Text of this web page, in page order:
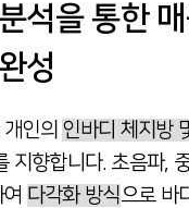
석을 통한매
성
인의 인바디 체지방
지향합니다. 초음파,
다각화 방식으로 바